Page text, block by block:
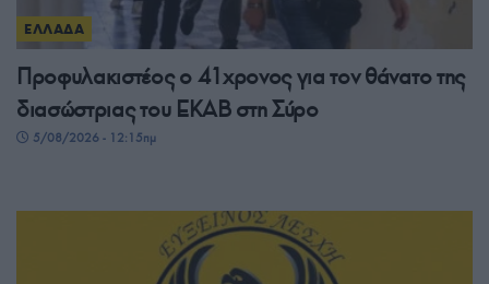
ΕΛΛΑΔΑ
Προφυλακιστέος ο 41χρονος για τον θάνατο της
διασώστριας του ΕΚΑΒ στη Σύρο
5/08/2026 - 12:15πμ